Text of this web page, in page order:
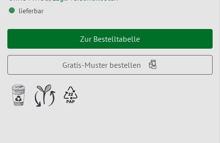
lieferbar
Zur Bestelltabelle
Gratis-Muster bestellen